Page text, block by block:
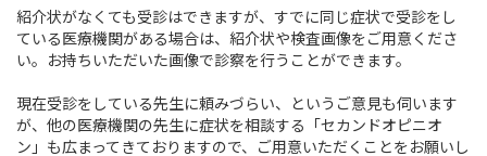
紹介状がなくても受診はできますが、すでに同じ症状で受診をし
ている医療機関がある場合は、紹介状や検査画像をご用意くださ
い。お持ちいただいた画像で診察を行うことができます。
現在受診をしている先生に頼みづらい、というご意見も伺います
が、他の医療機関の先生に症状を相談する「セカンドオピニオ
ン」も広まってきておりますので、ご用意いただくことをお願いし